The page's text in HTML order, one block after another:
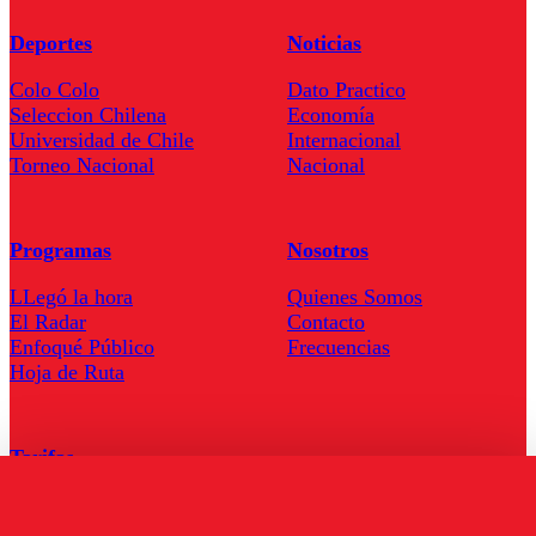
Deportes
Colo Colo
Seleccion Chilena
Universidad de Chile
Torneo Nacional
Noticias
Dato Practico
Economía
Internacional
Nacional
Programas
LLegó la hora
El Radar
Enfoqué Público
Hoja de Ruta
Nosotros
Quienes Somos
Contacto
Frecuencias
Tarifas